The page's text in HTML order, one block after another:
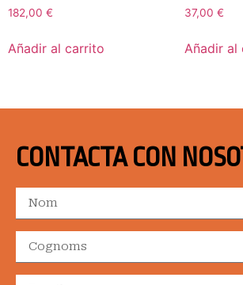
182,00 €
Añadir al carrito
37,00 €
Añadir al
CONTACTA CON